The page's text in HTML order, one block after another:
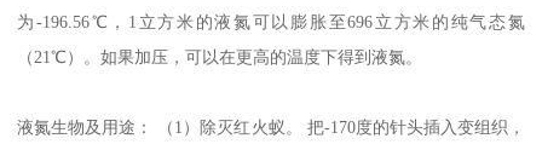
为-196.56℃，1立方米的液氮可以膨胀至696立方米的纯气态氮
（21℃）。如果加压，可以在更高的温度下得到液氮。
液氮生物及用途： （1）除灭红火蚁。 把-170度的针头插入变组织，